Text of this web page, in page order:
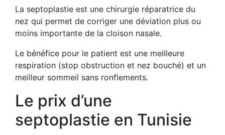
La septoplastie est une chirurgie réparatrice du
nez qui permet de corriger une déviation plus ou
moins importante de la cloison nasale.
Le bénéfice pour le patient est une meilleure
respiration (stop obstruction et nez bouché) et un
meilleur sommeil sans ronflements.
Le prix d’une
septoplastie en Tunisie